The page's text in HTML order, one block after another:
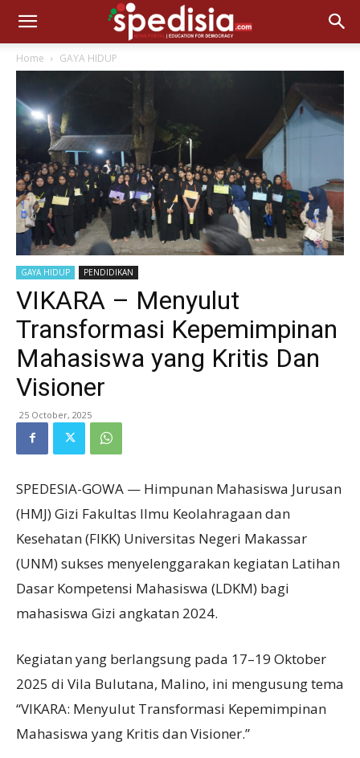
Home GAYA HIDUP
GAYA HIDUP PENDIDIKAN
VIKARA – Menyulut
Transformasi Kepemimpinan
Mahasiswa yang Kritis Dan
Visioner
25 October, 2025
SPEDESIA-GOWA — Himpunan Mahasiswa Jurusan
(HMJ) Gizi Fakultas Ilmu Keolahragaan dan
Kesehatan (FIKK) Universitas Negeri Makassar
(UNM) sukses menyelenggarakan kegiatan Latihan
Dasar Kompetensi Mahasiswa (LDKM) bagi
mahasiswa Gizi angkatan 2024.
Kegiatan yang berlangsung pada 17–19 Oktober
2025 di Vila Bulutana, Malino, ini mengusung tema
“VIKARA: Menyulut Transformasi Kepemimpinan
Mahasiswa yang Kritis dan Visioner.”